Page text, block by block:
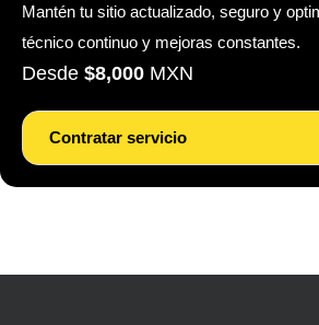
Mantén tu sitio actualizado, seguro y
técnico continuo y mejoras constantes.
Desde $8,000 MXN
Contratar servicio